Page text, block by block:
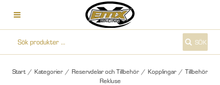
SÖK
Start / Kategorier / Reservdelar och Tillbehör / Kopplingar / Tillbehör
Rekluse